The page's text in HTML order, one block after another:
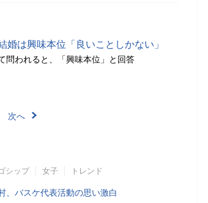
婚は興味本位「良いことしかない」
問われると、「興味本位」と回答
次へ
シップ 女子 トレンド
、バスケ代表活動の思い激白